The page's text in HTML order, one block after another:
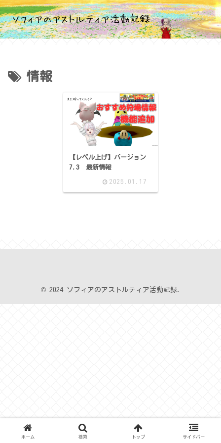
情報
【レベル上げ】バージョン
7.3 最新情報
2025.01.17
© 2024 ソフィアのアストルティア活動記録.
ホーム 検索 トップ サイドバー